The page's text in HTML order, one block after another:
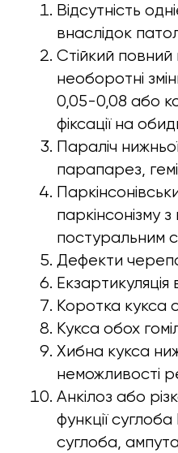
Відсутність
внаслідок
Стійкий повний
необоротні
0,05-0,08 або
фіксації на
Параліч
парапарез,
паркінсонізму
постуральним
Дефекти черепа
Екзартикуляція
Коротка кукса
Кукса обох
Хибна кукса
неможливості
Анкілоз або
функції
суглоба,